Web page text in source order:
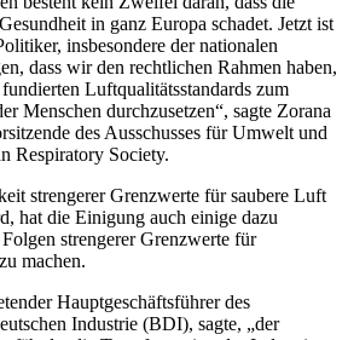
in ganz Europa schadet. Jetzt ist
insbesondere der nationalen
dass wir den rechtlichen Rahmen haben,
Luftqualitätsstandards zum
Menschen durchzusetzen“, sagte Zorana
des Ausschusses für Umwelt und
Respiratory Society.
strengerer Grenzwerte für saubere Luft
hat die Einigung auch einige dazu
strengerer Grenzwerte für
machen.
Hauptgeschäftsführer des
Industrie (BDI), sagte, „der